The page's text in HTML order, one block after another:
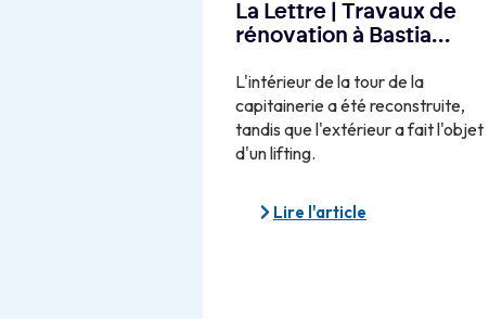
La Lettre | Travaux de
rénovation à Bastia…
L'intérieur de la tour de la
capitainerie a été reconstruite,
tandis que l'extérieur a fait l'objet
d'un lifting.
Lire l'article